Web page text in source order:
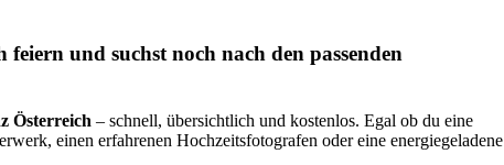
und suchst noch nach den passenden
Österreich – schnell, übersichtlich und kostenlos. Egal ob du eine
einen erfahrenen Hochzeitsfotografen oder eine energiegeladene